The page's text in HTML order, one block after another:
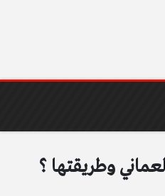
وطريقتها ؟